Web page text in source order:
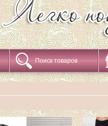
Поиск товаров